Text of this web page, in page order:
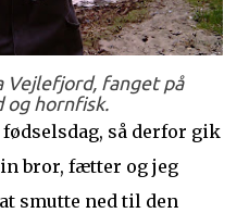
Vejlefjord, fanget på
og hornfisk.
så derfor gik
bror, fætter og jeg
smutte ned til den